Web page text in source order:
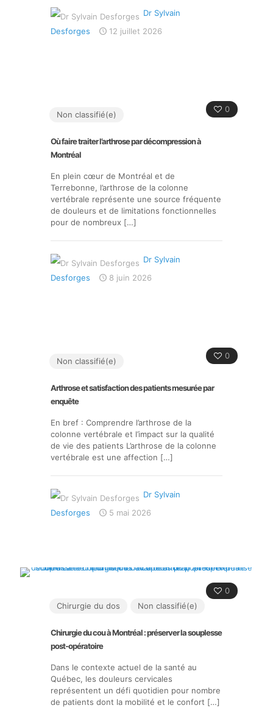
Dr Sylvain
Desforges
12 juillet 2026
0
Non classifié(e)
Où faire traiter l’arthrose par décompression à
Montréal
En plein cœur de Montréal et de
Terrebonne, l’arthrose de la colonne
vertébrale représente une source fréquente
de douleurs et de limitations fonctionnelles
pour de nombreux […]
Dr Sylvain
Desforges
8 juin 2026
0
Non classifié(e)
Arthrose et satisfaction des patients mesurée par
enquête
En bref : Comprendre l’arthrose de la
colonne vertébrale et l’impact sur la qualité
de vie des patients L’arthrose de la colonne
vertébrale est une affection […]
Dr Sylvain
Desforges
5 mai 2026
0
Chirurgie du dos
Non classifié(e)
Chirurgie du cou à Montréal : préserver la souplesse
post-opératoire
Dans le contexte actuel de la santé au
Québec, les douleurs cervicales
représentent un défi quotidien pour nombre
de patients dont la mobilité et le confort […]